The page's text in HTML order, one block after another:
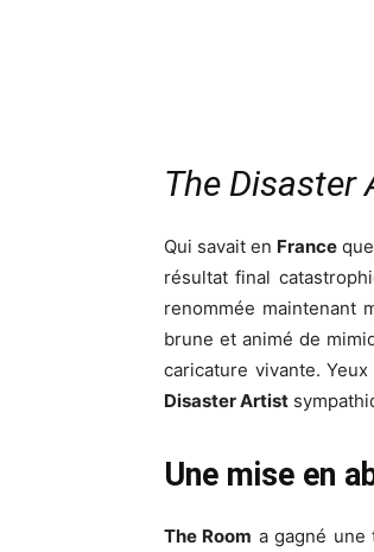
The Disaster
Qui savait en France
résultat final
renommée maintenant
brune et animé de
caricature vivante.
Disaster Artist
Une mise en
The Room a gagné une